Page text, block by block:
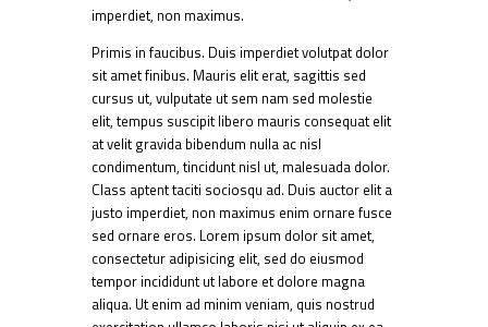
imperdiet, non maximus.
Primis in faucibus. Duis imperdiet volutpat dolor
sit amet finibus. Mauris elit erat, sagittis sed
cursus ut, vulputate ut sem nam sed molestie
elit, tempus suscipit libero mauris consequat elit
at velit gravida bibendum nulla ac nisl
condimentum, tincidunt nisl ut, malesuada dolor.
Class aptent taciti sociosqu ad. Duis auctor elit a
justo imperdiet, non maximus enim ornare fusce
sed ornare eros. Lorem ipsum dolor sit amet,
consectetur adipisicing elit, sed do eiusmod
tempor incididunt ut labore et dolore magna
aliqua. Ut enim ad minim veniam, quis nostrud